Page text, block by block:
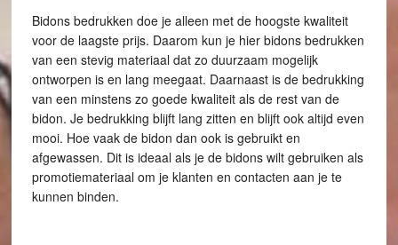
Bidons bedrukken doe je alleen met de hoogste kwaliteit
voor de laagste prijs. Daarom kun je hier bidons bedrukken
van een stevig materiaal dat zo duurzaam mogelijk
ontworpen is en lang meegaat. Daarnaast is de bedrukking
van een minstens zo goede kwaliteit als de rest van de
bidon. Je bedrukking blijft lang zitten en blijft ook altijd even
mooi. Hoe vaak de bidon dan ook is gebruikt en
afgewassen. Dit is ideaal als je de bidons wilt gebruiken als
promotiemateriaal om je klanten en contacten aan je te
kunnen binden.